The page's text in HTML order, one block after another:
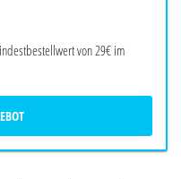
von 29€ im